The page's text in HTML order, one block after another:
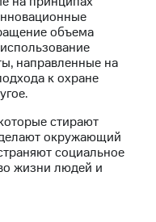
объема
направленные на
к охране
стирают
окружающий
социальное
жизни людей и